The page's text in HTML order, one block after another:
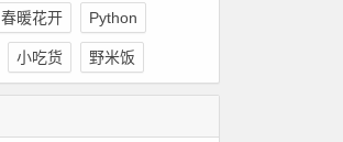
春暖花开 Python
小吃货 野米饭